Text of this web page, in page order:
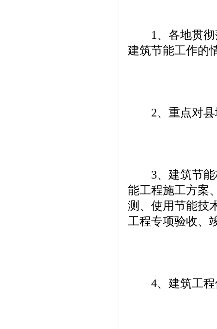
1、各地贯彻
建筑节能工作的
2、重点对县
3、建筑节能
能工程施工方案
测、使用节能技
工程专项验收、
4、建筑工程